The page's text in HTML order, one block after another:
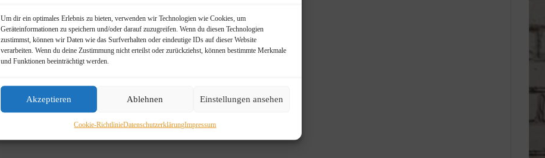
Um dir ein optimales Erlebnis zu bieten, verwenden wir Technologien wie Cookies, um
Geräteinformationen zu speichern und/oder darauf zuzugreifen. Wenn du diesen Technologien
zustimmst, können wir Daten wie das Surfverhalten oder eindeutige IDs auf dieser Website
verarbeiten. Wenn du deine Zustimmung nicht erteilst oder zurückziehst, können bestimmte Merkmale
und Funktionen beeinträchtigt werden.
Akzeptieren Ablehnen Einstellungen ansehen
Cookie-RichtlinieDatenschutzerklärungImpressum